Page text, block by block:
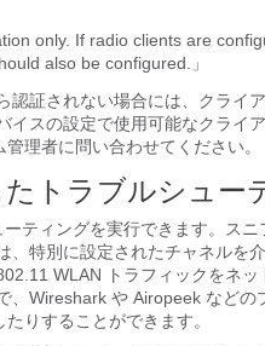
only. If radio clients are
also be configured.」
証されない場合には、クライ
イスの設定で使用可能なクライ
理者に問い合わせてください。
トラブルシュー
ティングを実行できます。ス
、特別に設定されたチャネルを
WLAN トラフィックをネ
、Wireshark や Airopeek などの
りすることができます。